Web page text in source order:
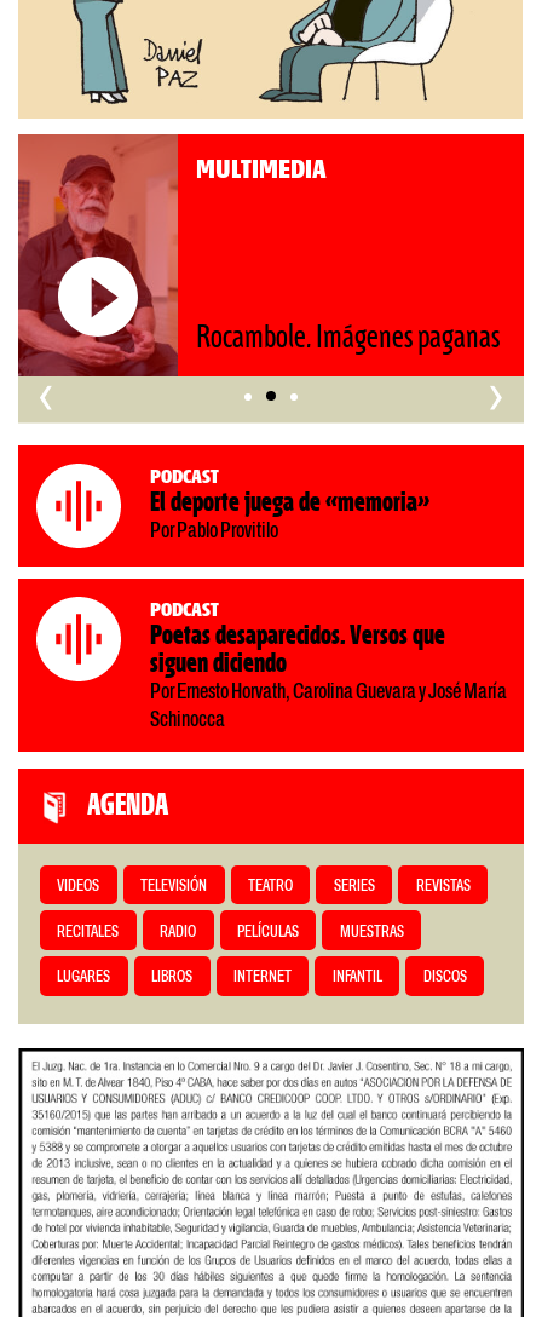
MULTIMEDIA
Rocambole. Imágenes paganas
‹ ›
Podcast
El deporte juega de «memoria»
Por Pablo Provitilo
Podcast
Poetas desaparecidos. Versos que
siguen diciendo
Por Ernesto Horvath, Carolina Guevara y José María
Schinocca
AGENDA
VIDEOS TELEVISIÓN TEATRO SERIES REVISTAS
RECITALES RADIO PELÍCULAS MUESTRAS
LUGARES LIBROS INTERNET INFANTIL DISCOS